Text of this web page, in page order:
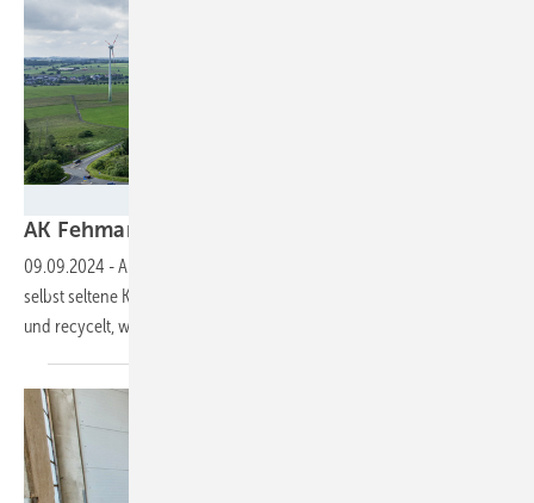
AK Fehmarn: Königszapfentausch kein
09.09.2024 -Andreas Kronfuß tauscht mit seiner Firma AK Fehmarn
selbst seltene Komponenten an Altanlagen, baut Windparks zurück
und recycelt, was möglich